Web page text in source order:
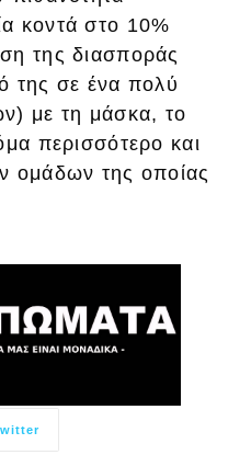
κοντά στο 10%
της διασποράς
της σε ένα πολύ
με τη μάσκα, το
περισσότερο και
ομάδων της οποίας